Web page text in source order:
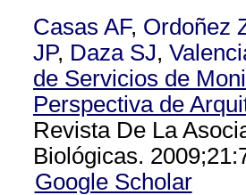
Casas AF, Ordoñez
JP, Daza SJ,
de Servicios de
Perspectiva de
Revista De La
Biológicas.
Google Scholar